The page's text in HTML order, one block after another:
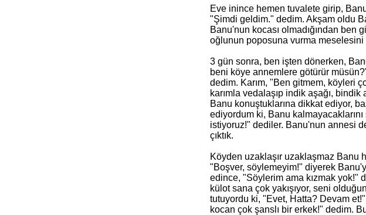
Eve inince hemen tuvalete girip,
"Şimdi geldim." dedim. Akşam oldu
Banu'nun kocası olmadığından ben
oğlunun poposuna vurma meselesini
3 gün sonra, ben işten dönerken,
beni köye annemlere götürür
dedim. Karım, "Ben gitmem, köyleri
karımla vedalaşıp indik aşağı,
Banu konuştuklarına dikkat ediyor,
ediyordum ki, Banu
istiyoruz!" dediler. Banu'nun annesi
çıktık.
Köyden uzaklaşır uzaklaşmaz
"Boşver, söylemeyim!" diyerek
edince, "Söylerim ama kızmak yok!"
külot sana çok yakışıyor, seni
tutuyordu ki, "Evet, Hatta? Devam
kocan çok şanslı bir erkek!" dedim.